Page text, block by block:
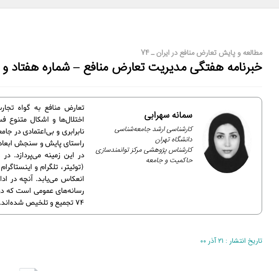
مطالعه و پایش تعارض منافع در ایران ـ 74
خبرنامه هفتگی مدیریت تعارض منافع – شماره هفتاد و
تعارض منافع به گواه
اختلال‌ها و اشکال
نابرابری و بی‌اعتمادی در
راستای پایش و سنجش
در این زمینه می‌پردازد.
(توئیتر، تلگرام و
انعکاس می‌یابد. آنچه در
74 تجمیع و تلخیص شده‌اند.
سمانه سهرابی
کارشناسی ارشد جامعه‌شناسی
دانشگاه تهران
کارشناس پژوهشی مرکز توانمندسازی
حاکمیت و جامعه
تاریخ انتشار : ۲۱ آذر ۰۰